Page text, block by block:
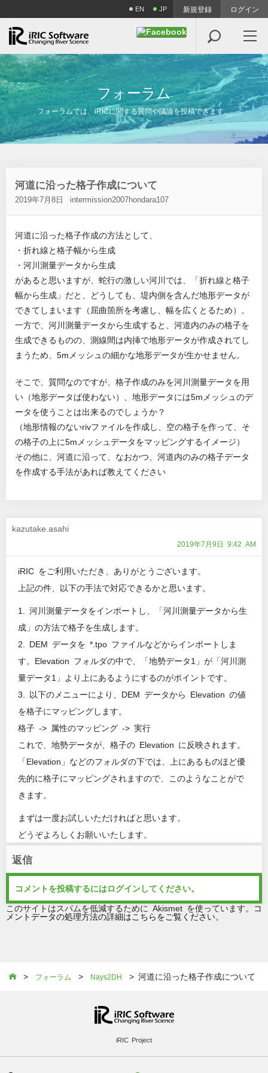
EN JP 新規登録 ログイン

フ ォ ーラム
フォーラムでは、iRICに関する質問や議論を投稿できます。
河道に沿った格子作成について
2019年7月8日 intermission2007hondara107
河道に沿った格子作成の方法として、
・折れ線と格子幅から生成
・河川測量データから生成
があると思いますが、蛇行の激しい河川では、「折れ線と格子
幅から生成」だと、どうしても、堤内側を含んだ地形データが
できてしまいます（屈曲箇所を考慮し、幅を広くとるため）。
一方で、河川測量データから生成すると、河道内のみの格子を
生成できるものの、測線間は内挿で地形データが作成されてし
まうため、5mメッシュの細かな地形データが生かせません。
そこで、質問なのですが、格子作成のみを河川測量データを用
い（地形データば使わない）、地形データには5mメッシュのデ
ータを使うことは出来るのでしょうか？
（地形情報のないrivファイルを作成し、空の格子を作って、そ
の格子の上に5mメッシュデータをマッピングするイメージ）
その他に、河道に沿って、なおかつ、河道内のみの格子データ
を作成する手法があれば教えてください
kazutake.asahi
2019年7月9日 9:42 AM
iRIC をご利用いただき、ありがとうございます。
上記の件、以下の手法で対応できるかと思います。
1. 河川測量データをインポートし、「河川測量データから生
成」の方法で格子を生成します。
2. DEM データを *.tpo ファイルなどからインポートしま
す。Elevation フォルダの中で、「地勢データ1」が「河川測
量データ1」より上にあるようにするのがポイントです。
3. 以下のメニューにより、DEM データから Elevation の値
を格子にマッピングします。
格子 -> 属性のマッピング -> 実行
これで、地勢データが、格子の Elevation に反映されます。
「Elevation」などのフォルダの下では、上にあるものほど優
先的に格子にマッピングされますので、このようなことがで
きます。
まずは一度お試しいただければと思います。
どうぞよろしくお願いいたします。
返信
コメントを投稿するにはログイン してください。
このサイトはスパムを低減するために Akismet を使っています。
コ
メントデータの処理方法の詳細はこちらをご覧ください
 > フォーラム > Nays2DH > 河道に沿った格子作成について
iRIC Project